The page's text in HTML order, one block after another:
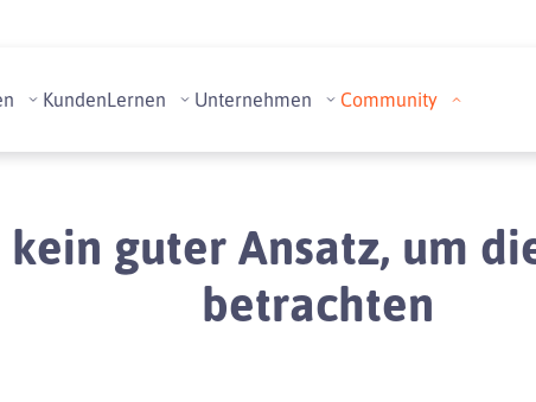
KundenLernen Unternehmen Community
guter Ansatz, um
betrachten